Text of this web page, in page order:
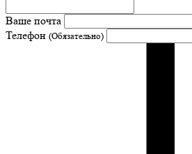
Ваше почта
Телефон (Обязательно)